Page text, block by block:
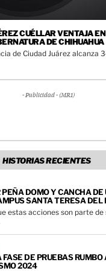
CUÉLLAR VENTAJA
DE CHIHUAHUA
de Ciudad Juárez alcanza
- Publicidad - (MR1)
HISTORIAS RECIENTES
DOMO Y CANCHA DE
SANTA TERESA DEL
estas acciones son parte
DE PRUEBAS RUMBO
2024